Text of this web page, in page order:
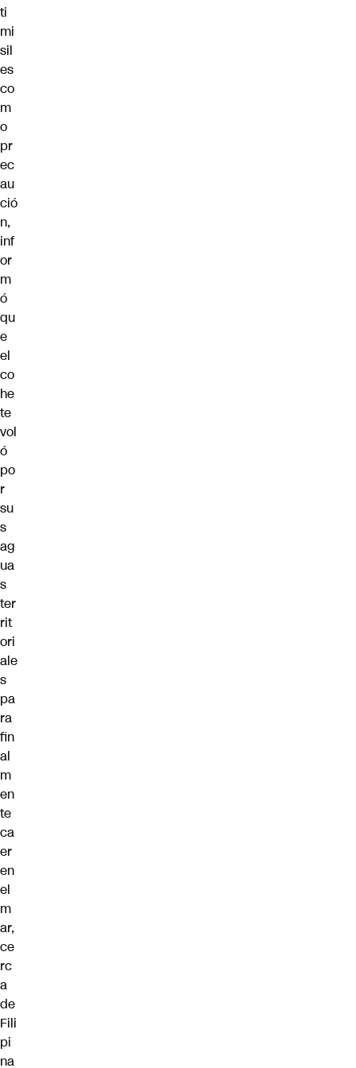
ti
mi
sil
es
co
m
o
pr
ec
au
ció
n,
inf
or
m
ó
qu
e
el
co
he
te
vol
ó
po
r
su
s
ag
ua
s
ter
rit
ori
ale
s
pa
ra
fin
al
m
en
te
ca
er
en
el
m
ar,
ce
rc
a
de
Fili
pi
na